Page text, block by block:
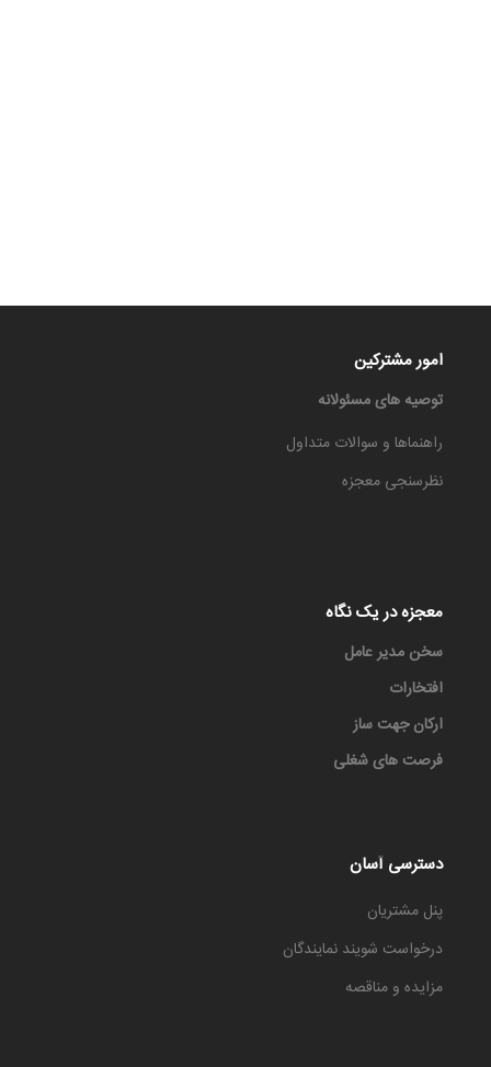
امور مشترکین
توصیه های مسئولانه
راهنماها و سوالات متداول
نظرسنجی معجزه
معجزه در یک نگاه
سخن مدیر عامل
افتخارات
ارکان جهت ساز
فرصت های شغلی
دسترسی آسان
پنل مشتریان
درخواست شویند نمایندگان
مزایده و مناقصه